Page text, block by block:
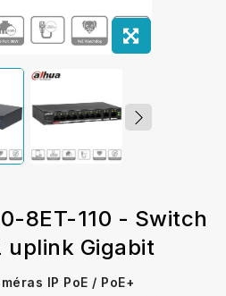
8ET-110 - Switch
uplink Gigabit
IP PoE / PoE+